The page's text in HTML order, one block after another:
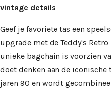
vintage details
Geef je favoriete tas een
upgrade met de Teddy's Retro
unieke bagchain is voorzien
doet denken aan de iconische
jaren 90 en wordt